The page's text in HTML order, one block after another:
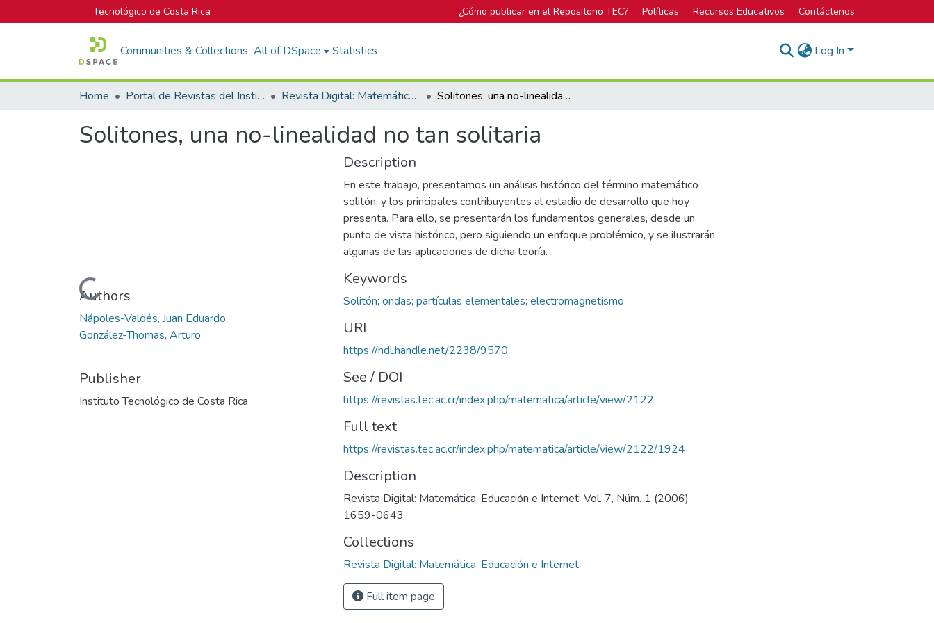
Tecnológico de Costa Rica ¿Cómo publicar en el Repositorio TEC? Políticas Recursos Educativos Contáctenos
Communities & Collections All of DSpace Statistics Log In
Home Portal de Revistas del Instituto Tecnológico de Costa Rica Revista Digital: Matemática, Educación e Internet Solitones, una no-linealidad no tan solitaria
Solitones, una no-linealidad no tan solitaria
Loading...
Authors
Nápoles-Valdés, Juan Eduardo
González-Thomas, Arturo
Publisher
Instituto Tecnológico de Costa Rica
Description
En este trabajo, presentamos un análisis histórico del término matemático
solitón, y los principales contribuyentes al estadio de desarrollo que hoy
presenta. Para ello, se presentarán los fundamentos generales, desde un
punto de vista histórico, pero siguiendo un enfoque problémico, y se ilustrarán
algunas de las aplicaciones de dicha teoría.
Keywords
Solitón; ondas; partículas elementales; electromagnetismo
URI
https://hdl.handle.net/2238/9570
See / DOI
https://revistas.tec.ac.cr/index.php/matematica/article/view/2122
Full text
https://revistas.tec.ac.cr/index.php/matematica/article/view/2122/1924
Description
Revista Digital: Matemática, Educación e Internet; Vol. 7, Núm. 1 (2006)
1659-0643
Collections
Revista Digital: Matemática, Educación e Internet
Full item page